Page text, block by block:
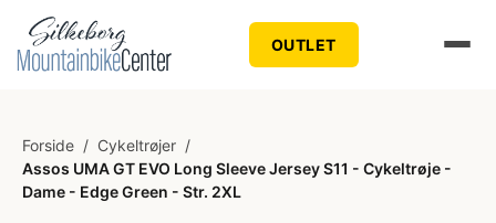
OUTLET
Forside / Cykeltrøjer /
Assos UMA GT EVO Long Sleeve Jersey S11 - Cykeltrøje -
Dame - Edge Green - Str. 2XL